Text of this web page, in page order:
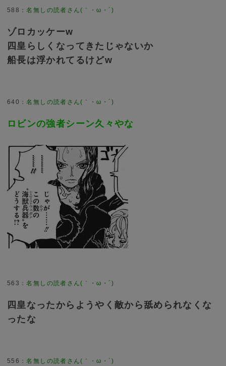
588 ：名無しの読者さん(｀・ω・´)
ゾロカッケーw
四皇らしくなってきたじゃないか
船長は浮かれてるけどw
640 ：名無しの読者さん(｀・ω・´)
ロビンの強者シーン久々やな
563 ：名無しの読者さん(｀・ω・´)
四皇なったからようやく敵から舐められなくな
ったな
556 ：名無しの読者さん(｀・ω・´)